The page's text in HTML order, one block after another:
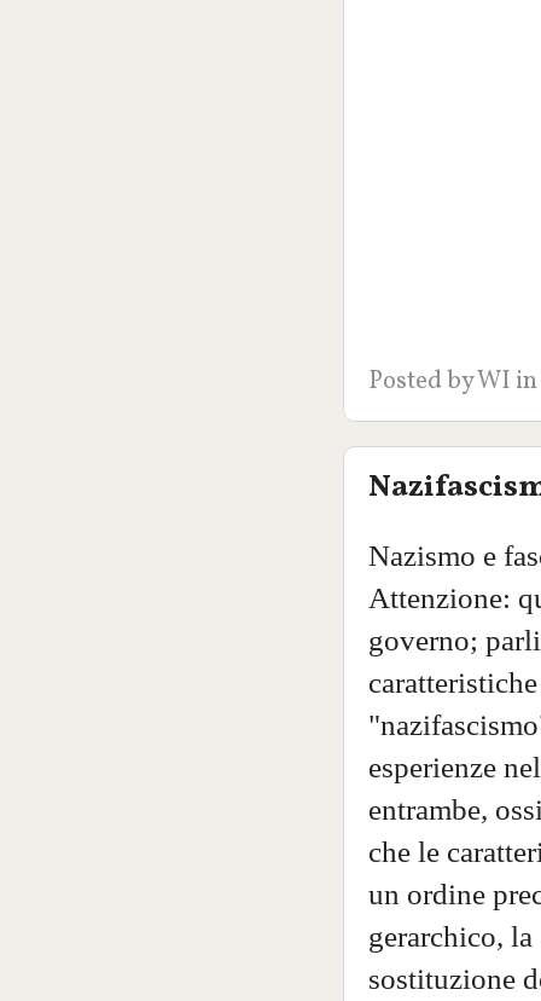
Posted byWI
Nazismo e
Attenzione:
governo;
esperienze
entrambe,
che le
un ordine
gerarchico,
sostituzione